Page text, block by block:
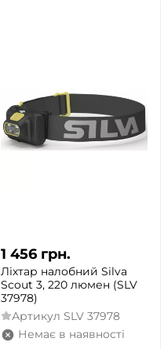
1 456 грн.
Ліхтар налобний Silva
Scout 3, 220 люмен (SLV
37978)
Артикул SLV 37978
Немає в наявності